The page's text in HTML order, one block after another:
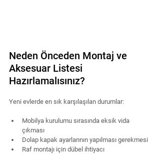
Neden Önceden Montaj ve
Aksesuar Listesi
Hazırlamalısınız?
Yeni evlerde en sık karşılaşılan durumlar:
Mobilya kurulumu sırasında eksik vida
çıkması
Dolap kapak ayarlarının yapılması gerekmesi
Raf montajı için dübel ihtiyacı